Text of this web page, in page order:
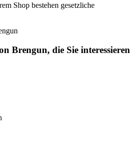
Shop bestehen gesetzliche
Brengun, die Sie interessieren